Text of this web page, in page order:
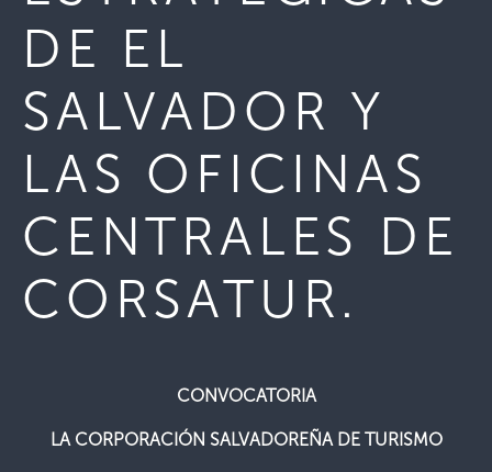
DE EL
SALVADOR Y
LAS OFICINAS
CENTRALES DE
CORSATUR.
CONVOCATORIA
LA CORPORACIÓN SALVADOREÑA DE TURISMO